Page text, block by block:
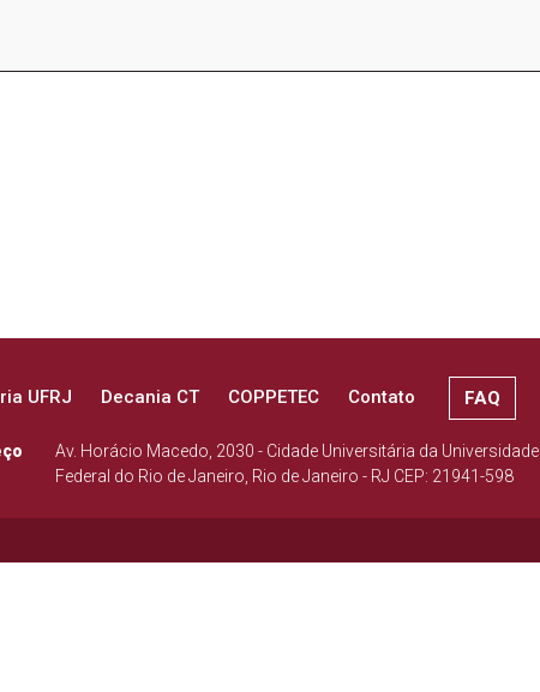
UFRJ Decania CT COPPETEC Contato FAQ
Av. Horácio Macedo, 2030 - Cidade Universitária da Universidade
Federal do Rio de Janeiro, Rio de Janeiro - RJ CEP: 21941-598